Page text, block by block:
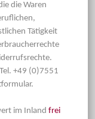
die Waren
Tätigkeit
+49 (0)7551
im Inland frei